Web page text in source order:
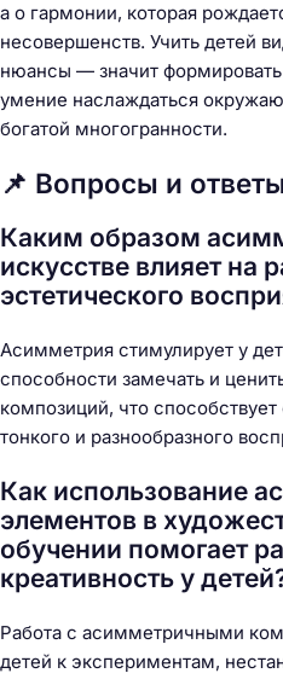
а о гармонии, которая
несовершенств. Учить детей
нюансы — значит
умение наслаждаться
богатой многогранности.
📌 Вопросы и
Каким образом
искусстве влияет на
эстетического
Асимметрия стимулирует у
способности замечать и
композиций, что
тонкого и разнообразного
Как использование
элементов в
обучении помогает
креативность у
Работа с асимметричными
детей к экспериментам,